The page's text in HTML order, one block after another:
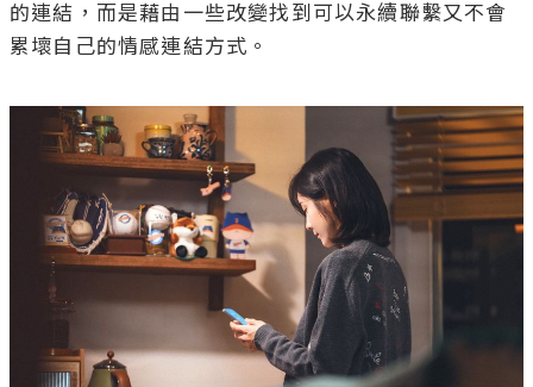
的連結，而是藉由一些改變找到可以永續聯繫又不會
累壞自己的情感連結方式。